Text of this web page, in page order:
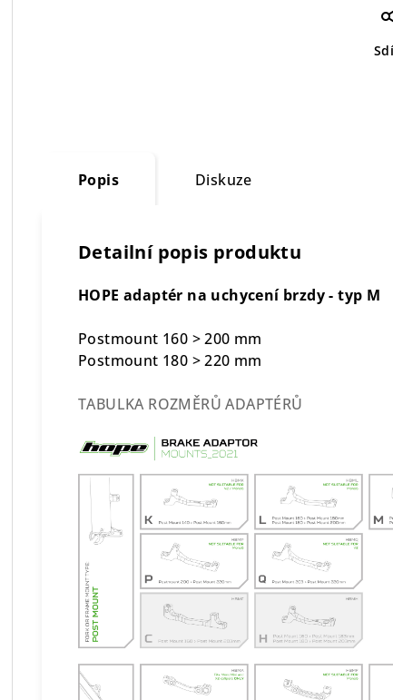
Popis Diskuze
Detailní popis produktu
HOPE adaptér na uchycení brzdy - typ M
Postmount 160 > 200 mm
Postmount 180 > 220 mm
TABULKA ROZMĚRŮ ADAPTÉRŮ